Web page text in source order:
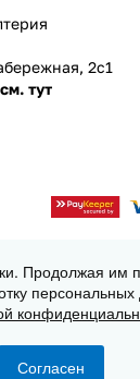
2с1
тут
- интернет-
ЧПУ
Продолжая им
Согласен